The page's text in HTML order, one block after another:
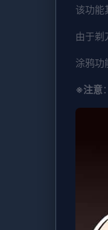
该功能
由于剃
涂鸦功
※注意